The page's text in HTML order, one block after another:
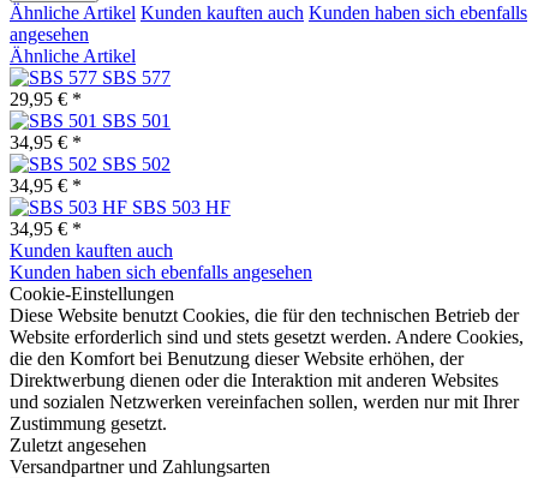
Ähnliche Artikel Kunden kauften auch Kunden haben sich ebenfalls
angesehen
Ähnliche Artikel
SBS 577
29,95 € *
SBS 501
34,95 € *
SBS 502
34,95 € *
SBS 503 HF
34,95 € *
Kunden kauften auch
Kunden haben sich ebenfalls angesehen
Cookie-Einstellungen
Diese Website benutzt Cookies, die für den technischen Betrieb der
Website erforderlich sind und stets gesetzt werden. Andere Cookies,
die den Komfort bei Benutzung dieser Website erhöhen, der
Direktwerbung dienen oder die Interaktion mit anderen Websites
und sozialen Netzwerken vereinfachen sollen, werden nur mit Ihrer
Zustimmung gesetzt.
Zuletzt angesehen
Versandpartner und Zahlungsarten